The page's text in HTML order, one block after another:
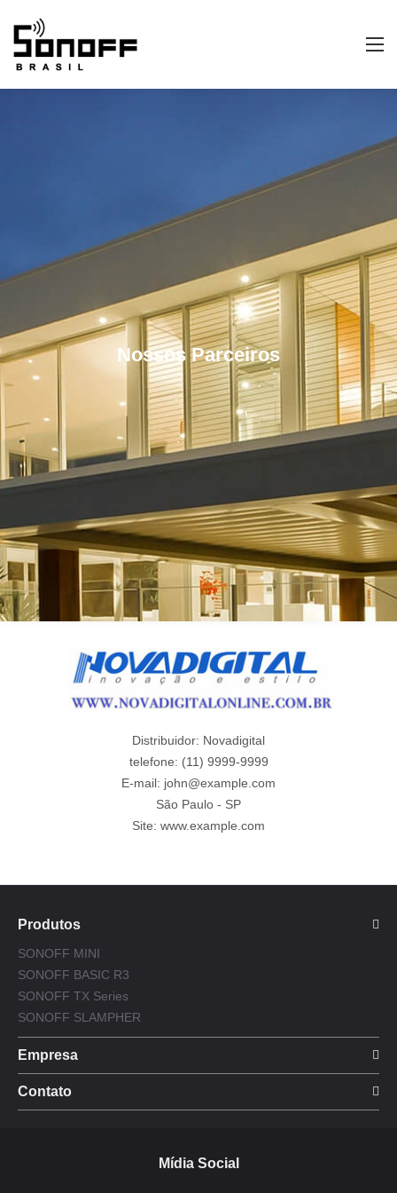
Nossos Parceiros
Distribuidor: Novadigital
telefone: (11) 9999-9999
E-mail: john@example.com
São Paulo - SP
Site: www.example.com
Produtos
SONOFF MINI
SONOFF BASIC R3
SONOFF TX Series
SONOFF SLAMPHER
Empresa
Contato
Mídia Social